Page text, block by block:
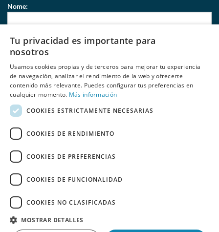
Nome:
Correio eletrónico:
de Behumax
SALDOS ELITE FIT FITNESS
DESPORTOS AQUÁTICOS
Copyright 2026 © Copyright 2026 © Copyright 2026 © Copyright
2026 © Copyright 2026 © Copyright 2026 © Copyright 2026 ©
Copyright 2026
Tu privacidad es importante para
nosotros
Usamos cookies propias y de terceros para mejorar tu experiencia
de navegación, analizar el rendimiento de la web y ofrecerte
contenido más relevante. Puedes configurar tus preferencias en
cualquier momento. Más información
COOKIES ESTRICTAMENTE NECESARIAS
COOKIES DE RENDIMIENTO
COOKIES DE PREFERENCIAS
COOKIES DE FUNCIONALIDAD
COOKIES NO CLASIFICADAS
MOSTRAR DETALLES